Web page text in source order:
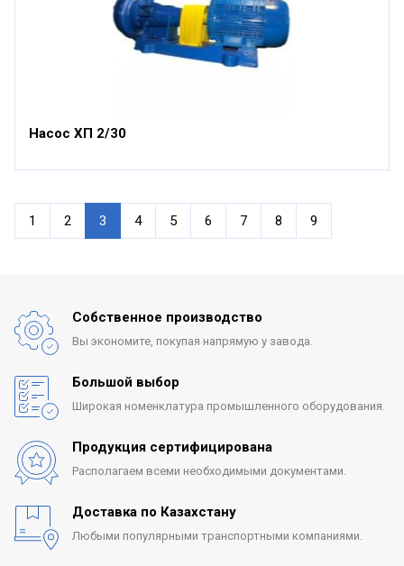
Насос ХП 2/30
1 2 3 4 5 6 7 8 9
Собственное производство
Вы экономите, покупая напрямую у завода.
Большой выбор
Широкая номенклатура промышленного оборудования.
Продукция сертифицирована
Располагаем всеми необходимыми документами.
Доставка по Казахстану
Любыми популярными транспортными компаниями.